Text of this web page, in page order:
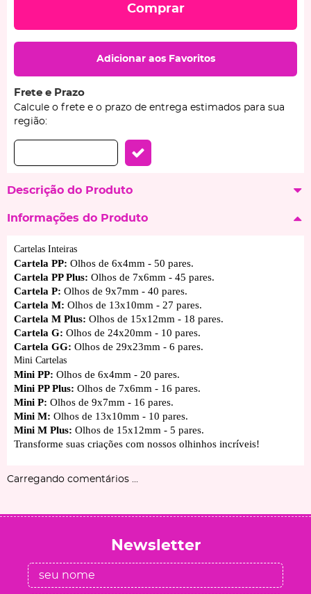
Comprar
Adicionar aos Favoritos
Frete e Prazo
Calcule o frete e o prazo de entrega estimados para sua
região:
Descrição do Produto
Informações do Produto
Cartelas Inteiras
Cartela PP: Olhos de 6x4mm - 50 pares.
Cartela PP Plus: Olhos de 7x6mm - 45 pares.
Cartela P: Olhos de 9x7mm - 40 pares.
Cartela M: Olhos de 13x10mm - 27 pares.
Cartela M Plus: Olhos de 15x12mm - 18 pares.
Cartela G: Olhos de 24x20mm - 10 pares.
Cartela GG: Olhos de 29x23mm - 6 pares.
Mini Cartelas
Mini PP: Olhos de 6x4mm - 20 pares.
Mini PP Plus: Olhos de 7x6mm - 16 pares.
Mini P: Olhos de 9x7mm - 16 pares.
Mini M: Olhos de 13x10mm - 10 pares.
Mini M Plus: Olhos de 15x12mm - 5 pares.
Transforme suas criações com nossos olhinhos incríveis!
Carregando comentários ...
Newsletter